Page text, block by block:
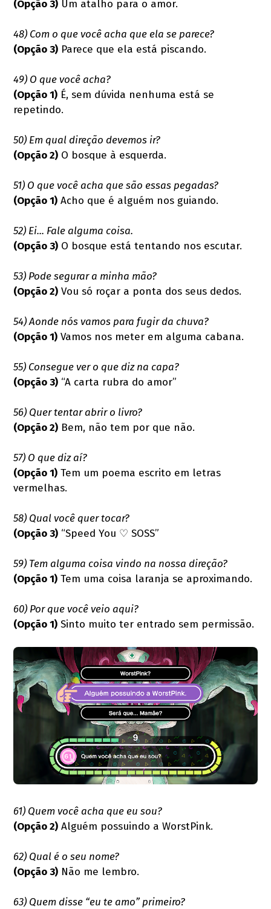
(Opção 3) Um atalho para o amor.
48) Com o que você acha que ela se parece?
(Opção 3) Parece que ela está piscando.
49) O que você acha?
(Opção 1) É, sem dúvida nenhuma está se
repetindo.
50) Em qual direção devemos ir?
(Opção 2) O bosque à esquerda.
51) O que você acha que são essas pegadas?
(Opção 1) Acho que é alguém nos guiando.
52) Ei... Fale alguma coisa.
(Opção 3) O bosque está tentando nos escutar.
53) Pode segurar a minha mão?
(Opção 2) Vou só roçar a ponta dos seus dedos.
54) Aonde nós vamos para fugir da chuva?
(Opção 1) Vamos nos meter em alguma cabana.
55) Consegue ver o que diz na capa?
(Opção 3) “A carta rubra do amor”
56) Quer tentar abrir o livro?
(Opção 2) Bem, não tem por que não.
57) O que diz aí?
(Opção 1) Tem um poema escrito em letras
vermelhas.
58) Qual você quer tocar?
(Opção 3) “Speed You ♡ SOSS”
59) Tem alguma coisa vindo na nossa direção?
(Opção 1) Tem uma coisa laranja se aproximando.
60) Por que você veio aqui?
(Opção 1) Sinto muito ter entrado sem permissão.
61) Quem você acha que eu sou?
(Opção 2) Alguém possuindo a WorstPink.
62) Qual é o seu nome?
(Opção 3) Não me lembro.
63) Quem disse “eu te amo” primeiro?